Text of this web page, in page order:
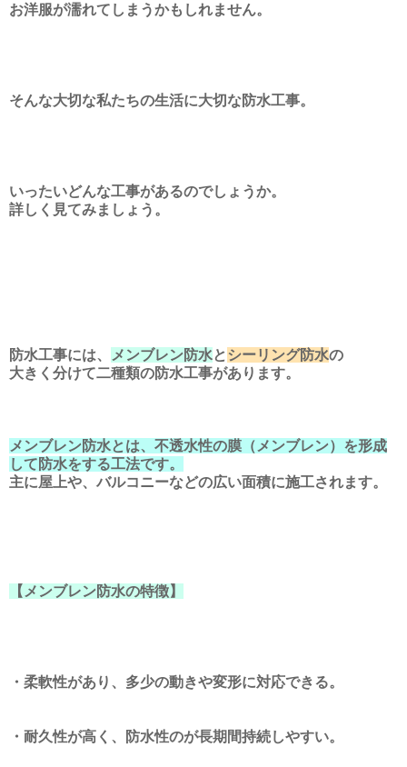
お洋服が濡れてしまうかもしれません。
そんな大切な私たちの生活に大切な防水工事。
いったいどんな工事があるのでしょうか。
詳しく見てみましょう。
防水工事には、 メンブレン防水と シーリング防水の
大きく分けて二種類の防水工事があります。
メンブレン防水とは、不透水性の膜（メンブレン）を形成
して防水をする工法です。
主に屋上や、バルコニーなどの広い面積に施工されます。
【メンブレン防水の特徴】
・柔軟性があり、多少の動きや変形に対応できる。
・耐久性が高く、防水性のが長期間持続しやすい。